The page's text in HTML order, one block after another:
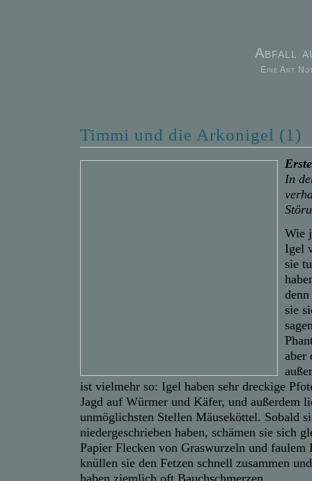
Abfall
Eine Art
Timmi und die Arkonigel (1)
In
Wie
Igel
sie
sie
aber
ist vielmehr so: Igel haben sehr dreckige
Jagd auf Würmer und Käfer, und außerdem
unmöglichsten Stellen Mäuseköttel. Sobald
niedergeschrieben haben, schämen sie sich
Papier Flecken von Graswurzeln und faulem
knüllen sie den Fetzen schnell zusammen
haben ziemlich oft Bauchschmerzen.